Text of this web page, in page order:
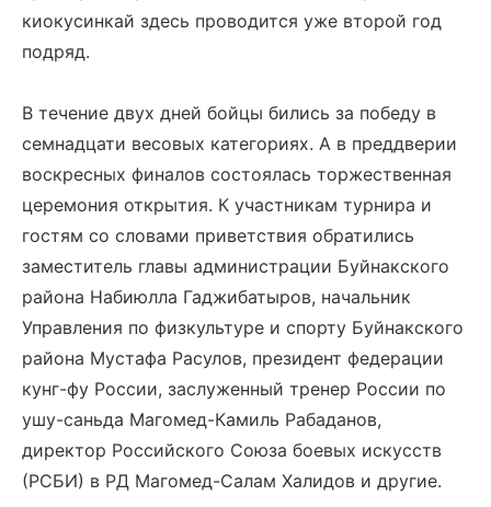
киокусинкай здесь проводится уже второй год
подряд.
В течение двух дней бойцы бились за победу в
семнадцати весовых категориях. А в преддверии
воскресных финалов состоялась торжественная
церемония открытия. К участникам турнира и
гостям со словами приветствия обратились
заместитель главы администрации Буйнакского
района Набиюлла Гаджибатыров, начальник
Управления по физкультуре и спорту Буйнакского
района Мустафа Расулов, президент федерации
кунг-фу России, заслуженный тренер России по
ушу-саньда Магомед-Камиль Рабаданов,
директор Российского Союза боевых искусств
(РСБИ) в РД Магомед-Салам Халидов и другие.